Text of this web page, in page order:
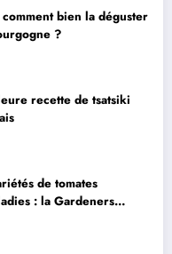
bien la déguster
?
recette de tsatsiki
de tomates
: la Gardeners